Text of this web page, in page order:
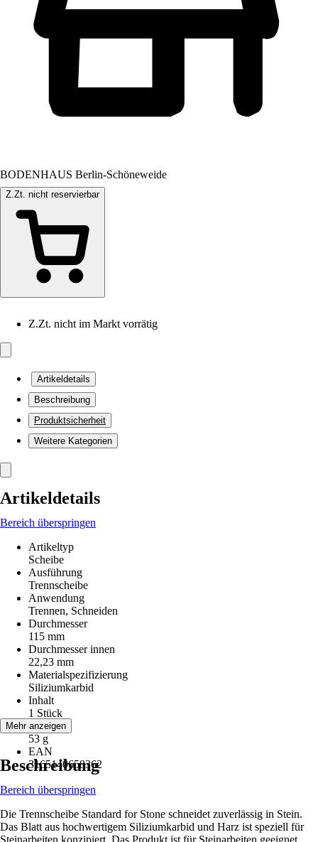
BODENHAUS Berlin-Schöneweide
Z.Zt. nicht reservierbar
Z.Zt. nicht im Markt vorrätig
Artikeldetails
Beschreibung
Produktsicherheit
Weitere Kategorien
Artikeldetails
Bereich überspringen
Artikeltyp
Scheibe
Ausführung
Trennscheibe
Anwendung
Trennen, Schneiden
Durchmesser
115 mm
Durchmesser innen
22,23 mm
Materialspezifizierung
Siliziumkarbid
Inhalt
1 Stück
Gewicht
53 g
EAN
3165140658362
Mehr anzeigen
Beschreibung
Bereich überspringen
Die Trennscheibe Standard for Stone schneidet zuverlässig in Stein.
Das Blatt aus hochwertigem Siliziumkarbid und Harz ist speziell für
Steinarbeiten konzipiert. Das Produkt ist für Steinarbeiten geeignet.